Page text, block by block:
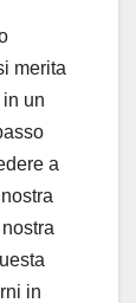
merita
un
a
in